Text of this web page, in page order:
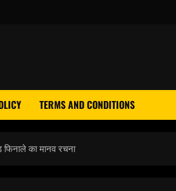
TERMS AND CONDITIONS
का मानव रचना